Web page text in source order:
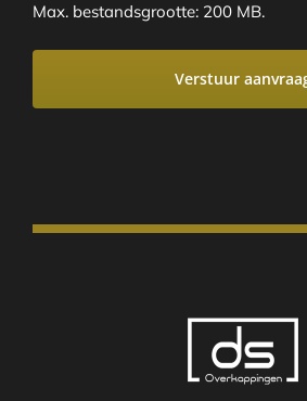
Max. bestandsgrootte: 200 MB.